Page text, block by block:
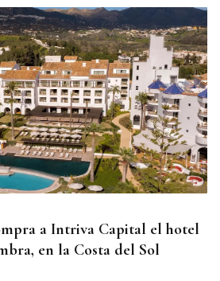
a Intriva Capital el hotel
en la Costa del Sol